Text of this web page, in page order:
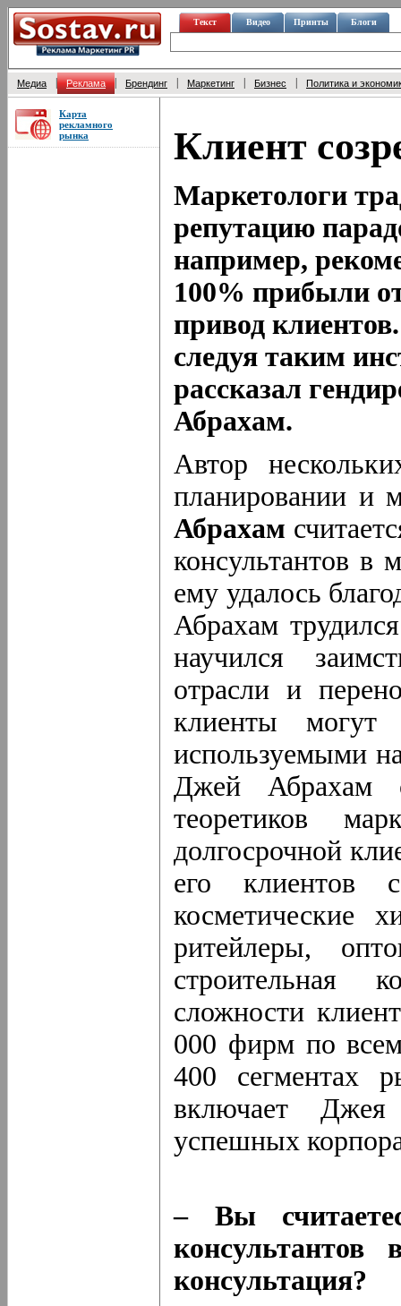
Текст Видео Принты Блоги
Медиа Реклама Брендинг Маркетинг Бизнес Политика и
Карта
рекламного
рынка
Клиент
Маркетологи
репутацию
например,
100% прибыли
привод
следуя таким
рассказал
Абрахам.
Автор
планировании и
Абрахам
консультантов в
ему удалось
Абрахам
научился
отрасли и
клиенты могут
используемыми
Джей Абрахам
теоретиков
долгосрочной
его клиентов
косметические
ритейлеры,
сложности
000 фирм по
400 сегментах
включает
успешных
– Вы
консультация?